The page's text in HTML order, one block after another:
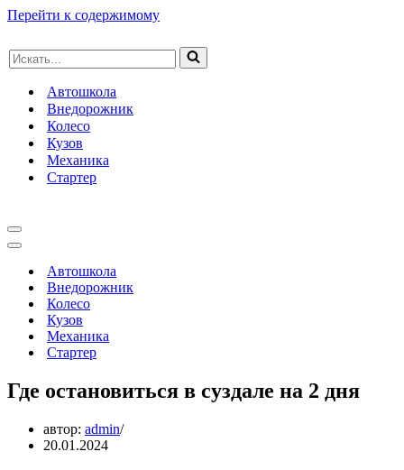
Перейти к содержимому
Искать...
Автошкола
Внедорожник
Колесо
Кузов
Механика
Стартер
Меню
навигации
Меню
навигацииАвтошкола
Внедорожник
Колесо
Кузов
Механика
Стартер
Где остановиться в суздале на 2 дня
автор: admin
20.01.2024